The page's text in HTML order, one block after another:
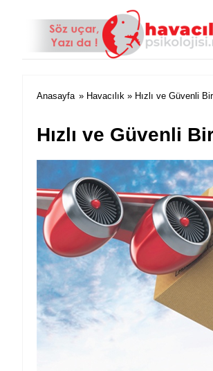
Anasayfa » Havacılık » Hızlı ve Güvenli Bir
Hızlı ve Güvenli